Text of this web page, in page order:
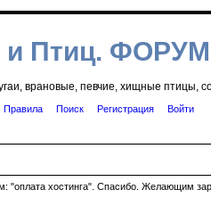
и Птиц.
врановые, певчие, хищные птицы,
Правила Поиск Регистрация Войти
хостинга". Спасибо. Желающим